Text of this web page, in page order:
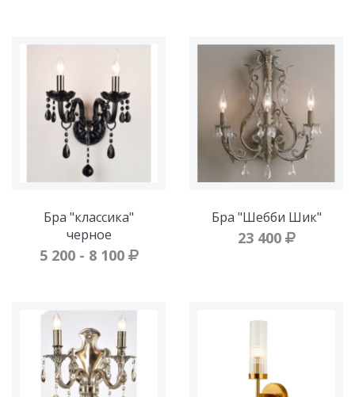
Бра "классика"
черное
5 200 - 8 100
Бра "Шебби Шик"
23 400